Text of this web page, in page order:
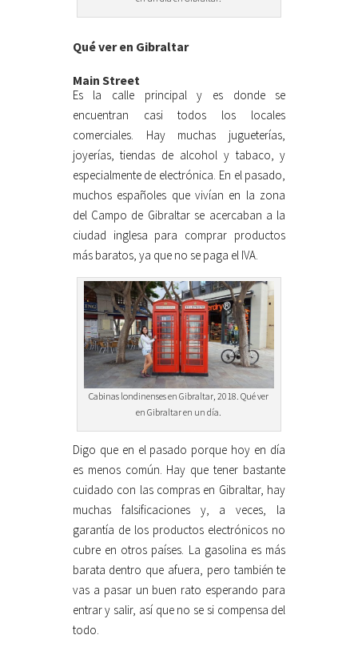
Qué ver en Gibraltar
Main Street
Es la calle principal y es donde se
encuentran casi todos los locales
comerciales. Hay muchas jugueterías,
joyerías, tiendas de alcohol y tabaco, y
especialmente de electrónica. En el pasado,
muchos españoles que vivían en la zona
del Campo de Gibraltar se acercaban a la
ciudad inglesa para comprar productos
más baratos, ya que no se paga el IVA.
Cabinas londinenses en Gibraltar, 2018. Qué ver
en Gibraltar en un día.
Digo que en el pasado porque hoy en día
es menos común. Hay que tener bastante
cuidado con las compras en Gibraltar, hay
muchas falsificaciones y, a veces, la
garantía de los productos electrónicos no
cubre en otros países. La gasolina es más
barata dentro que afuera, pero también te
vas a pasar un buen rato esperando para
entrar y salir, así que no se si compensa del
todo.